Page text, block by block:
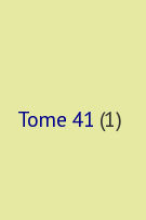
Tome 41 (1)